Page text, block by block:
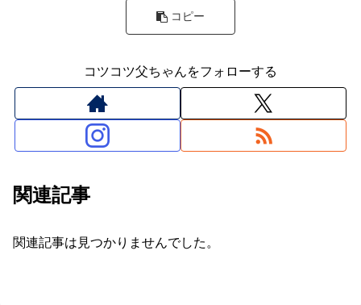
コピー
コツコツ父ちゃんをフォローする
関連記事
関連記事は見つかりませんでした。